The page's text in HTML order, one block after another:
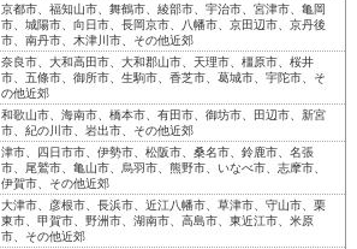
京都市、福知山市、舞鶴市、綾部市、宇治市、宮津市、亀岡
市、城陽市、向日市、長岡京市、八幡市、京田辺市、京丹後
市、南丹市、木津川市、その他近郊
奈良市、大和高田市、大和郡山市、天理市、橿原市、桜井
市、五條市、御所市、生駒市、香芝市、葛城市、宇陀市、そ
の他近郊
和歌山市、海南市、橋本市、有田市、御坊市、田辺市、新宮
市、紀の川市、岩出市、その他近郊
津市、四日市市、伊勢市、松阪市、桑名市、鈴鹿市、名張
市、尾鷲市、亀山市、烏羽市、熊野市、いなべ市、志摩市、
伊賀市、その他近郊
大津市、彦根市、長浜市、近江八幡市、草津市、守山市、栗
東市、甲賀市、野洲市、湖南市、高島市、東近江市、米原
市、その他近郊